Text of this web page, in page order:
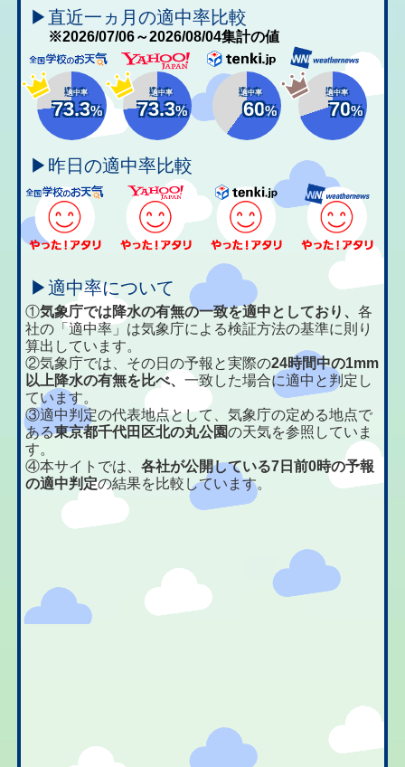
▶直近一ヵ月の適中率比較
※2026/07/06～2026/08/04集計の値
適中率
73.3%
適中率
73.3%
適中率
60%
適中率
70%
▶昨日の適中率比較
▶適中率について
①気象庁では降水の有無の一致を適中としており、各
社の「適中率」は気象庁による検証方法の基準に則り
算出しています。
②気象庁では、その日の予報と実際の24時間中の1mm
以上降水の有無を比べ、一致した場合に適中と判定し
ています。
③適中判定の代表地点として、気象庁の定める地点で
ある東京都千代田区北の丸公園の天気を参照していま
す。
④本サイトでは、各社が公開している7日前0時の予報
の適中判定の結果を比較しています。